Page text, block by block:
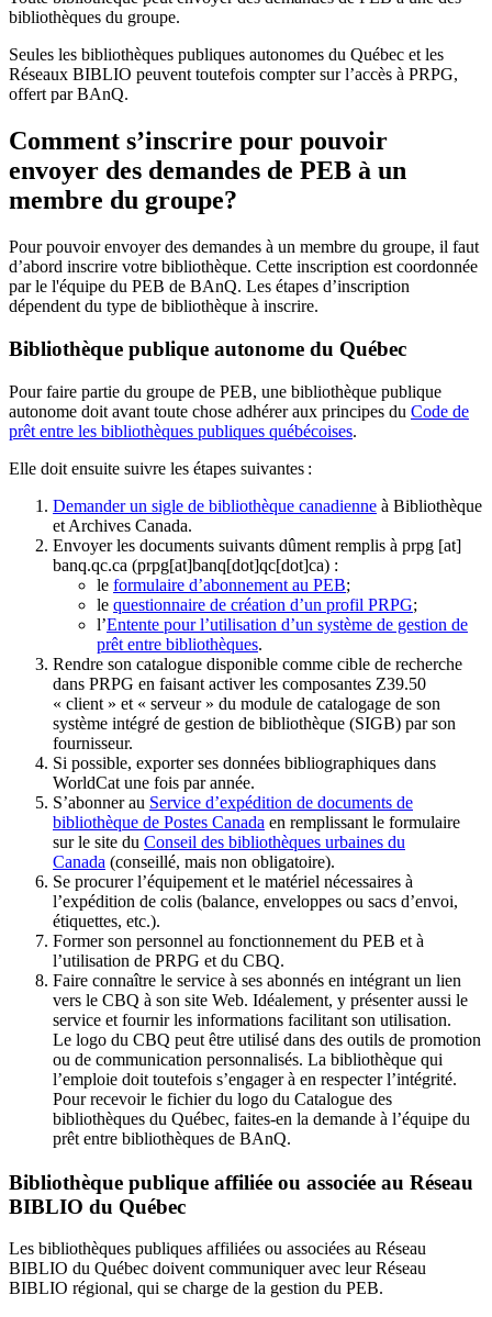
bibliothèques du groupe.
Seules les bibliothèques publiques autonomes du Québec et les
Réseaux BIBLIO peuvent toutefois compter sur l’accès à PRPG,
offert par BAnQ.
Comment s’inscrire pour pouvoir
envoyer des demandes de PEB à un
membre du groupe?
Pour pouvoir envoyer des demandes à un membre du groupe, il faut
d’abord inscrire votre bibliothèque. Cette inscription est coordonnée
par le l'équipe du PEB de BAnQ. Les étapes d’inscription
dépendent du type de bibliothèque à inscrire.
Bibliothèque publique autonome du Québec
Pour faire partie du groupe de PEB, une bibliothèque publique
autonome doit avant toute chose adhérer aux principes du Code de
prêt entre les bibliothèques publiques québécoises.
Elle doit ensuite suivre les étapes suivantes :
Demander un sigle de bibliothèque canadienne à Bibliothèque
et Archives Canada.
Envoyer les documents suivants dûment remplis à prpg [at]
banq.qc.ca (prpg[at]banq[dot]qc[dot]ca) :
le formulaire d’abonnement au PEB;
le questionnaire de création d’un profil PRPG;
l’Entente pour l’utilisation d’un système de gestion de
prêt entre bibliothèques.
Rendre son catalogue disponible comme cible de recherche
dans PRPG en faisant activer les composantes Z39.50
« client » et « serveur » du module de catalogage de son
système intégré de gestion de bibliothèque (SIGB) par son
fournisseur.
Si possible, exporter ses données bibliographiques dans
WorldCat une fois par année.
S’abonner au Service d’expédition de documents de
bibliothèque de Postes Canada en remplissant le formulaire
sur le site du Conseil des bibliothèques urbaines du
Canada (conseillé, mais non obligatoire).
Se procurer l’équipement et le matériel nécessaires à
l’expédition de colis (balance, enveloppes ou sacs d’envoi,
étiquettes, etc.).
Former son personnel au fonctionnement du PEB et à
l’utilisation de PRPG et du CBQ.
Faire connaître le service à ses abonnés en intégrant un lien
vers le CBQ à son site Web. Idéalement, y présenter aussi le
service et fournir les informations facilitant son utilisation.
Le logo du CBQ peut être utilisé dans des outils de promotion
ou de communication personnalisés. La bibliothèque qui
l’emploie doit toutefois s’engager à en respecter l’intégrité.
Pour recevoir le fichier du logo du Catalogue des
bibliothèques du Québec, faites-en la demande à l’équipe du
prêt entre bibliothèques de BAnQ.
Bibliothèque publique affiliée ou associée au Réseau
BIBLIO du Québec
Les bibliothèques publiques affiliées ou associées au Réseau
BIBLIO du Québec doivent communiquer avec leur Réseau
BIBLIO régional, qui se charge de la gestion du PEB.